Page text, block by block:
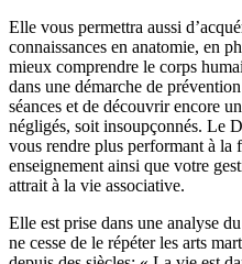
Elle vous permettra aussi
connaissances en anatomie, en
mieux comprendre le corps
dans une démarche de
séances et de découvrir encore
négligés, soit insoupçonnés. Le
vous rendre plus performant à la
enseignement ainsi que votre
attrait à la vie associative.
Elle est prise dans une analyse
ne cesse de le répéter les arts